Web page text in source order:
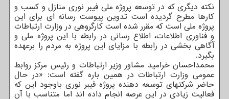
نکته دیگری که در توسعه پروژه ملی فیبر نوری منازل و کسب و
کارها مطرح گردیده است تدوین پیوست رسانه ای برای این
پروژه ملی است که مقرر شده است کارگروهی در وزارت ارتباطات
و فناوری اطلاعات، اطلاع رسانی در رابطه با این پروژه ملی و
آگاهی بخشی در رابطه با مزایای این پروژه به مردم را برعهده
بگیرد.
محمداحسان خرامید مشاور وزیر ارتباطات و رئیس مرکز روابط
عمومی وزارت ارتباطات در همین باره گفته است: «در حال
حاضر شرکتهای توسعه دهنده پروژه فیبر نوری باوجود این که
فعالیت زیادی در این عرصه انجام داده اند اما متناسب با آن